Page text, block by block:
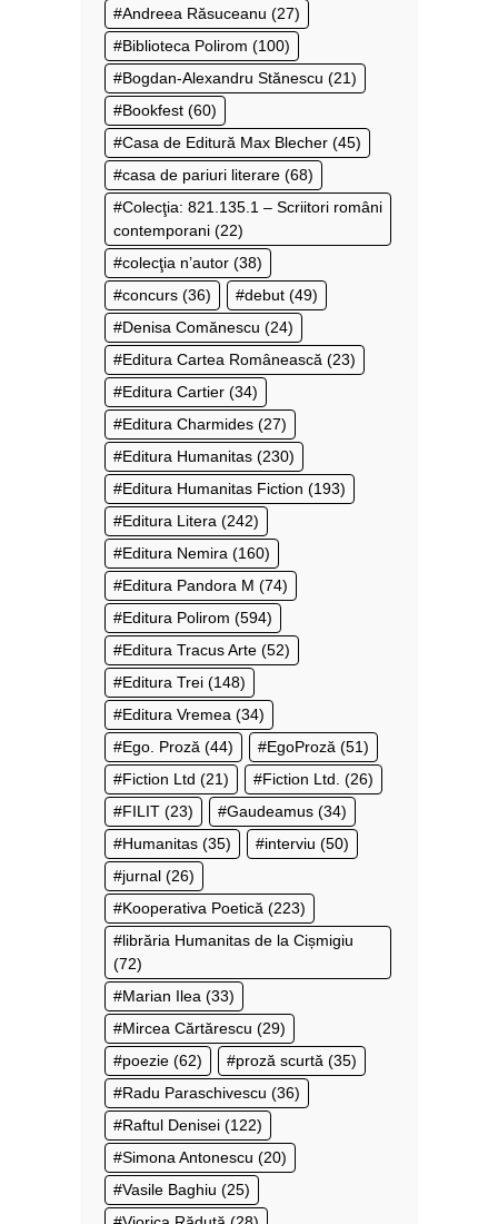
Andreea Răsuceanu (27)
Biblioteca Polirom (100)
Bogdan-Alexandru Stănescu (21)
Bookfest (60)
Casa de Editură Max Blecher (45)
casa de pariuri literare (68)
Colecţia: 821.135.1 – Scriitori români
contemporani (22)
colecţia n’autor (38)
concurs (36) debut (49)
Denisa Comănescu (24)
Editura Cartea Românească (23)
Editura Cartier (34)
Editura Charmides (27)
Editura Humanitas (230)
Editura Humanitas Fiction (193)
Editura Litera (242)
Editura Nemira (160)
Editura Pandora M (74)
Editura Polirom (594)
Editura Tracus Arte (52)
Editura Trei (148)
Editura Vremea (34)
Ego. Proză (44) EgoProză (51)
Fiction Ltd (21) Fiction Ltd. (26)
FILIT (23) Gaudeamus (34)
Humanitas (35) interviu (50)
jurnal (26)
Kooperativa Poetică (223)
librăria Humanitas de la Cișmigiu
(72)
Marian Ilea (33)
Mircea Cărtărescu (29)
poezie (62) proză scurtă (35)
Radu Paraschivescu (36)
Raftul Denisei (122)
Simona Antonescu (20)
Vasile Baghiu (25)